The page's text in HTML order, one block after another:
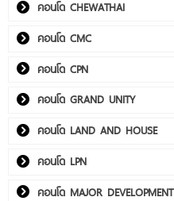
คอนโด CHEWATHAI
คอนโด CMC
คอนโด CPN
คอนโด GRAND UNITY
คอนโด LAND AND HOUSE
คอนโด LPN
คอนโด MAJOR DEVELOPMENT